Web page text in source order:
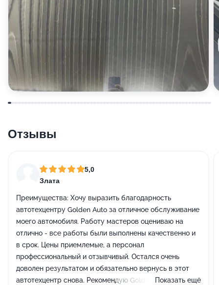
Отзывы
5,0
Злата
Преимущества: Хочу выразить благодарность
автотехцентру Golden Auto за отличное обслуживание
моего автомобиля. Работу мастеров оцениваю на
отлично - все работы были выполнены качественно и
в срок. Цены приемлемые, а персонал
профессиональный и отзывчивый. Остался очень
доволен результатом и обязательно вернусь в этот
автотехцентр снова. Рекомендую Golden Auto всем
Показать ещё